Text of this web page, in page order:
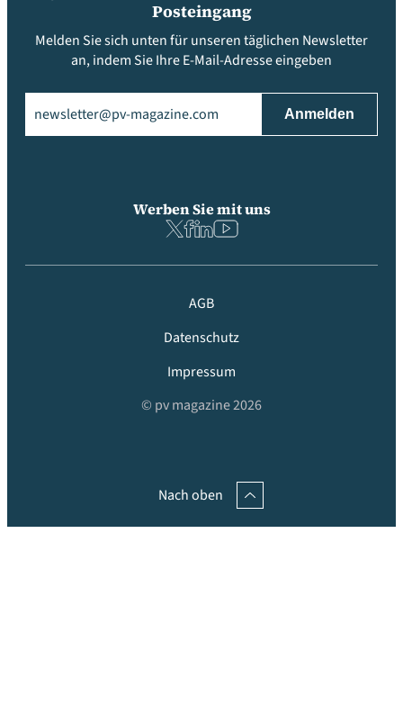
Posteingang
Melden Sie sich unten für unseren täglichen Newsletter
an, indem Sie Ihre E-Mail-Adresse eingeben
Werben Sie mit uns
AGB
Datenschutz
Impressum
© pv magazine 2026
Nach oben